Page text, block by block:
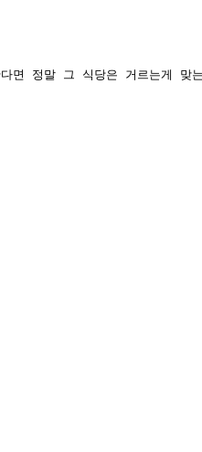
다면 정말 그 식당은 거르는게 맞